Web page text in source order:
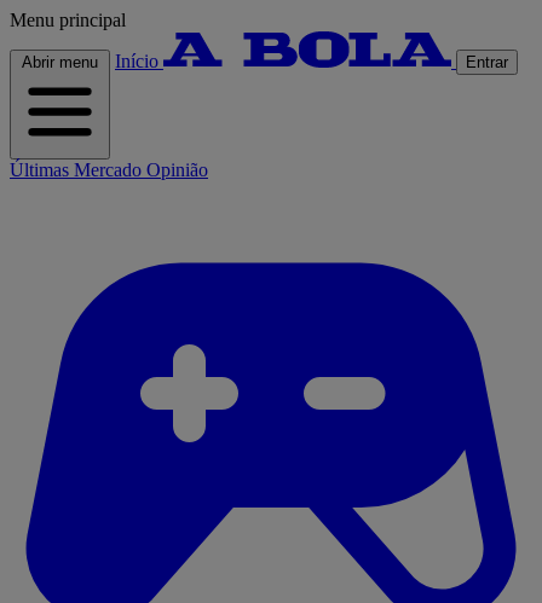
Menu principal
Abrir menu Início Entrar
Últimas Mercado Opinião